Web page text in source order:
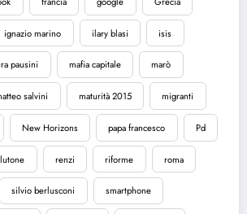
ignazio marino ilary blasi isis
pausini mafia capitale marò
salvini maturità 2015 migranti
New Horizons papa francesco Pd
renzi riforme roma
silvio berlusconi smartphone